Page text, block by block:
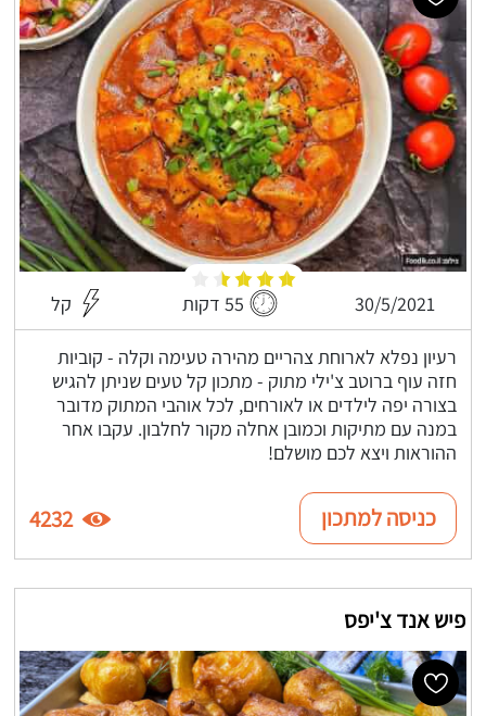
30/5/2021 55 דקות קל
רעיון נפלא לארוחת צהריים מהירה טעימה וקלה - קוביות
חזה עוף ברוטב צ'ילי מתוק - מתכון קל טעים שניתן להגיש
בצורה יפה לילדים או לאורחים, לכל אוהבי המתוק מדובר
במנה עם מתיקות וכמובן אחלה מקור לחלבון. עקבו אחר
ההוראות ויצא לכם מושלם!
כניסה למתכון 4232
פיש אנד צ'יפס